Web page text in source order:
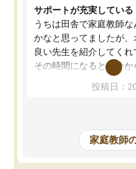
サポートが充実している
うちは田舎で家庭教師
かなと思ってましたが、
良い先生を紹介してくれ
その時間になると自分か
を開いてzoomを繋げる
た！5科目なんでもOKな
めて1年ほどだった今で
科目が増えてきました
であるので無料の週末教
投稿日：
家庭教師